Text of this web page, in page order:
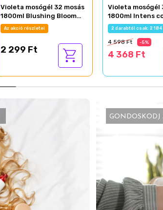
Violeta mosógél 32 mosás
1800ml Blushing Bloom
károsodott ruhákhoz
Az akció részletei
2 299 Ft
Violeta mosógél
1800ml Intens
színes ruhákhoz
Az akció részletei
4 598 Ft -5%
4 368 Ft